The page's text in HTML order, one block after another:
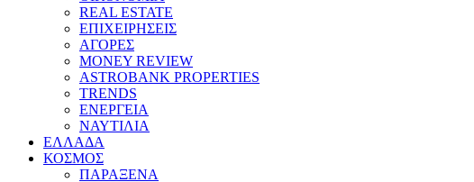
REAL ESTATE
ΕΠΙΧΕΙΡΗΣΕΙΣ
ΑΓΟΡΕΣ
MONEY REVIEW
ASTROBANK PROPERTIES
TRENDS
ΕΝΕΡΓΕΙΑ
ΝΑΥΤΙΛΙΑ
ΕΛΛΑΔΑ
ΚΟΣΜΟΣ
ΠΑΡΑΞΕΝΑ